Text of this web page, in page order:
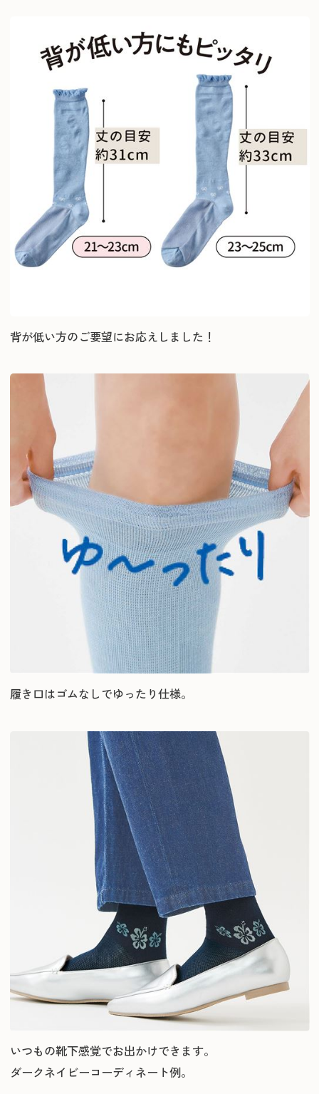
背が低い方のご要望にお応えしました！
履き口はゴムなしでゆったり仕様。
いつもの靴下感覚でお出かけできます。
ダークネイビーコーディネート例。